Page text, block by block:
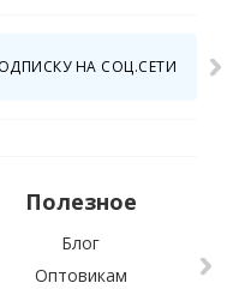
НА СОЦ.СЕТИ
Полезное
Блог
Оптовикам